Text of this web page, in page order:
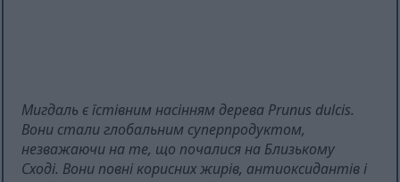
Мигдаль є їстівним насінням дерева Prunus dulcis.
Вони стали глобальним суперпродуктом,
незважаючи на те, що почалися на Близькому
Сході. Вони повні корисних жирів, антиоксидантів і